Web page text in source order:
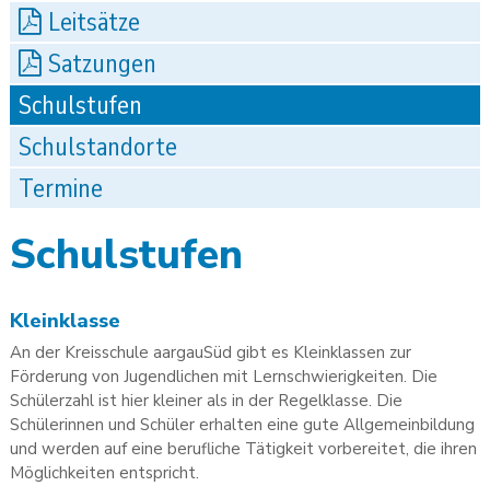
Leitsätze
Satzungen
Schulstufen
Schulstandorte
Termine
Schulstufen
Kleinklasse
An der Kreisschule aargauSüd gibt es Kleinklassen zur
Förderung von Jugendlichen mit Lernschwierigkeiten. Die
Schülerzahl ist hier kleiner als in der Regelklasse. Die
Schülerinnen und Schüler erhalten eine gute Allgemeinbildung
und werden auf eine berufliche Tätigkeit vorbereitet, die ihren
Möglichkeiten entspricht.